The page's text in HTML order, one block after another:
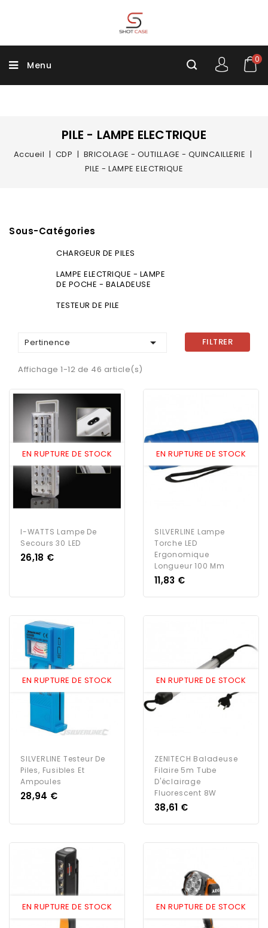
Menu
0
PILE - LAMPE ELECTRIQUE
Accueil CDP
BRICOLAGE - OUTILLAGE - QUINCAILLERIE
PILE - LAMPE ELECTRIQUE
Sous-Catégories
CHARGEUR DE PILES
LAMPE ELECTRIQUE - LAMPE
DE POCHE - BALADEUSE
TESTEUR DE PILE
Pertinence  FILTRER
Affichage 1-12 de 46 article(s)
EN RUPTURE DE STOCK
I-WATTS Lampe De
Secours 30 LED
Prix
26,18 €
EN RUPTURE DE STOCK
SILVERLINE Lampe
Torche LED
Ergonomique
Longueur 100 Mm
Prix
11,83 €
EN RUPTURE DE STOCK
SILVERLINE Testeur De
Piles, Fusibles Et
Ampoules
Prix
28,94 €
EN RUPTURE DE STOCK
ZENITECH Baladeuse
Filaire 5m Tube
D'éclairage
Fluorescent 8W
Prix
38,61 €
EN RUPTURE DE STOCK EN RUPTURE DE STOCK